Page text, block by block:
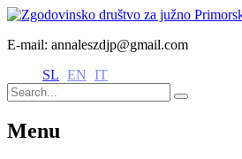
E-mail: annaleszdjp@gmail.com
SL EN IT
Menu